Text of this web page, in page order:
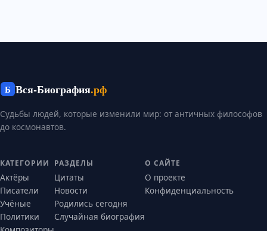
Б Вся-Биография.рф
Судьбы людей, которые изменили мир: от античных философов
до космонавтов.
КАТЕГОРИИ
Актёры
Писатели
Учёные
Политики
РАЗДЕЛЫ
Цитаты
Новости
Родились сегодня
Случайная биография
О САЙТЕ
О проекте
Конфиденциальность